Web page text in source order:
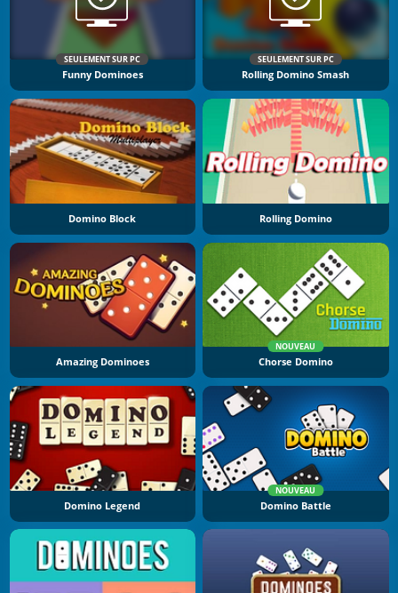
SEULEMENT SUR PC
Funny Dominoes
SEULEMENT SUR PC
Rolling Domino Smash
Domino Block Rolling Domino
Amazing Dominoes
NOUVEAU
Chorse Domino
Domino Legend
NOUVEAU
Domino Battle